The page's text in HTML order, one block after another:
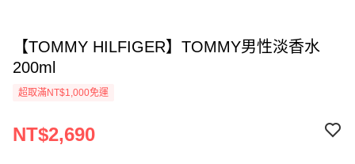
【TOMMY HILFIGER】TOMMY男性淡香水
200ml
超取滿NT$1,000免運
NT$2,690